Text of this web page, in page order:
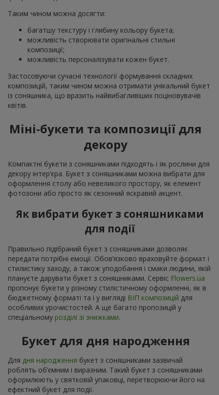
Таким чином можна досягти:
багатшу текстуру і глибину кольору букета;
можливість створювати оригінальні стильні
композиції;
можливість персоналізувати кожен букет.
Застосовуючи сучасні технології формування складних
композицій, таким чином можна отримати унікальний букет
із соняшника, що вразить найвибагливіших поціновувачів
квітів.
Міні-букети та композиції для
декору
Компактні букети з соняшниками підходять і як рослини для
декору інтер’єра. Букет з соняшниками можна вибрати для
оформлення столу або невеликого простору, як елемент
фотозони або просто як сезонний яскравий акцент.
Як вибрати букет з соняшниками
для події
Правильно підібраний букет з соняшниками дозволяє
передати потрібні емоції. Обов’язково враховуйте формат і
стилистику заходу, а також уподобання і смаки людини, якій
плануєте дарувати букет з соняшниками. Сервіс Flowers.ua
пропонує букети у різному стилістичному оформленні, як в
бюджетному форматі та і у вигляді ВІП композицій для
особливих урочистостей. А ще багато пропозицій у
спеціальному розділі зі знижками.
Букет для дня народження
Для дня народження букет з соняшниками зазвичай
роблять об’ємним і виразним. Такий букет з соняшниками
оформлюють у святковій упаковці, перетворюючи його на
ефектний букет для події.